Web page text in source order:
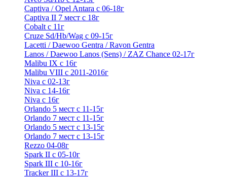
Captiva / Opel Antara с 06-18г
Captiva II 7 мест с 18г
Cobalt с 11г
Cruze Sd/Hb/Wag c 09-15г
Lacetti / Daewoo Gentra / Ravon Gentra
Lanos / Daewoo Lanos (Sens) / ZAZ Chance 02-17г
Malibu IX с 16г
Malibu VIII с 2011-2016г
Niva с 02-13г
Niva с 14-16г
Niva с 16г
Orlando 5 мест с 11-15г
Orlando 7 мест с 11-15г
Orlando 5 мест с 13-15г
Orlando 7 мест с 13-15г
Rezzo 04-08г
Spark II с 05-10г
Spark III с 10-16г
Tracker III с 13-17г